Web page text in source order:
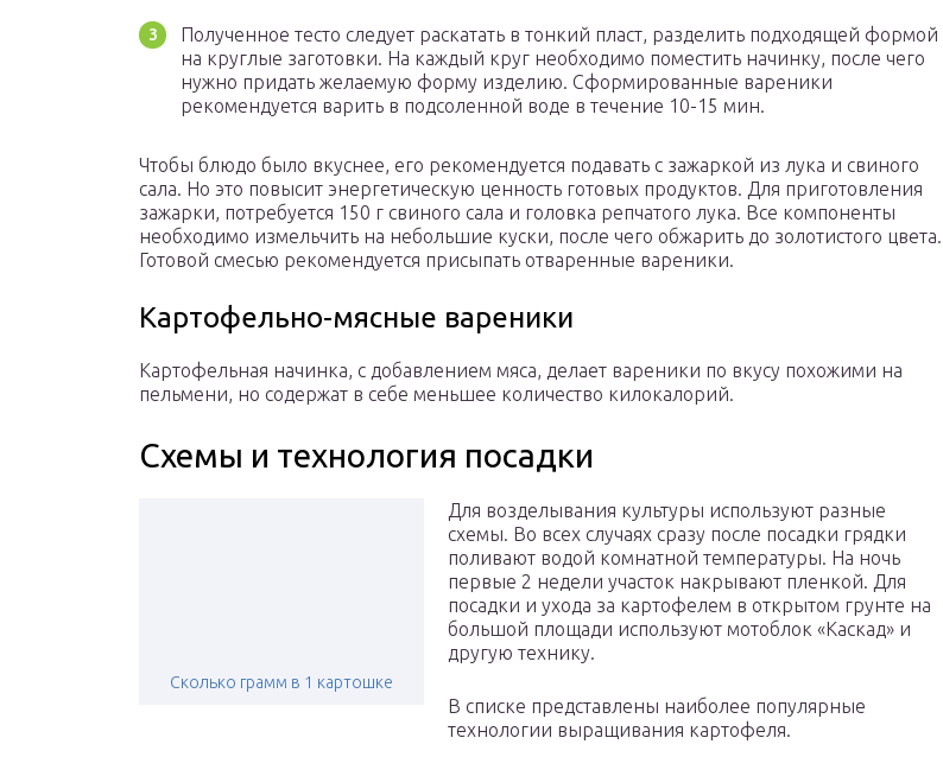
Полученное тесто следует раскатать в тонкий пласт, разделить подходящей формой
на круглые заготовки. На каждый круг необходимо поместить начинку, после чего
нужно придать желаемую форму изделию. Сформированные вареники
рекомендуется варить в подсоленной воде в течение 10-15 мин.
Чтобы блюдо было вкуснее, его рекомендуется подавать с зажаркой из лука и свиного
сала. Но это повысит энергетическую ценность готовых продуктов. Для приготовления
зажарки, потребуется 150 г свиного сала и головка репчатого лука. Все компоненты
необходимо измельчить на небольшие куски, после чего обжарить до золотистого цвета.
Готовой смесью рекомендуется присыпать отваренные вареники.
Картофельно-мясные вареники
Картофельная начинка, с добавлением мяса, делает вареники по вкусу похожими на
пельмени, но содержат в себе меньшее количество килокалорий.
Схемы и технология посадки
Сколько грамм в 1 картошке
Для возделывания культуры используют разные
схемы. Во всех случаях сразу после посадки грядки
поливают водой комнатной температуры. На ночь
первые 2 недели участок накрывают пленкой. Для
посадки и ухода за картофелем в открытом грунте на
большой площади используют мотоблок «Каскад» и
другую технику.
В списке представлены наиболее популярные
технологии выращивания картофеля.